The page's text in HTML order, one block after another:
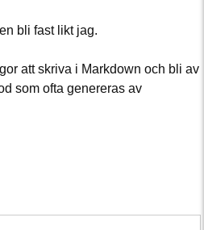
bli fast likt jag.
att skriva i Markdown och bli av
som ofta genereras av